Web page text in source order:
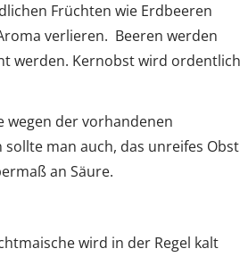
Früchten wie Erdbeeren
verlieren. Beeren werden
werden. Kernobst wird ordentlich
wegen der vorhandenen
man auch, das unreifes Obst
an Säure.
wird in der Regel kalt